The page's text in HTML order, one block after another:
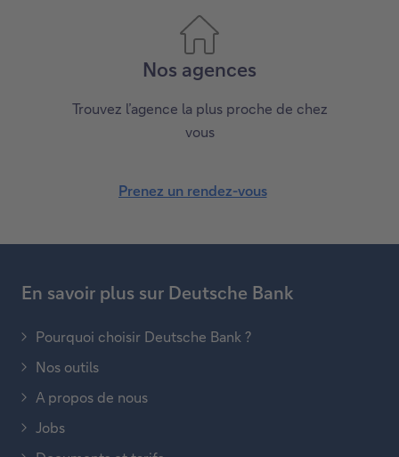
Posez-nous votre question ou envoyez-nous votre
demande
Ecrivez-nous un e-mail
Nos agences
Trouvez l’agence la plus proche de chez